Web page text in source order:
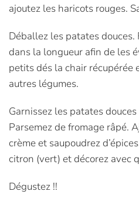
ajoutez les haricots rouges.
Déballez les patates
dans la longueur afin de les
petits dés la chair récupérée
autres légumes.
Garnissez les patates
Parsemez de fromage râpé.
crème et saupoudrez
citron (vert) et décorez avec
Dégustez !!